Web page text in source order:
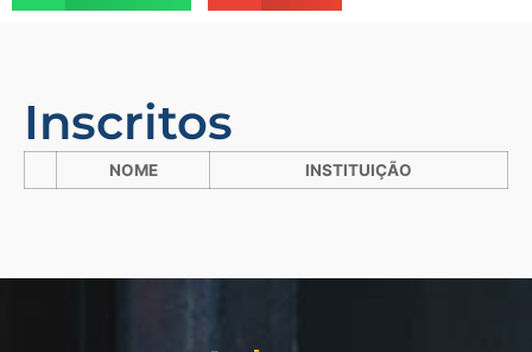
Inscritos
NOME INSTITUIÇÃO